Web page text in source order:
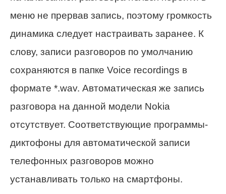
меню не прервав запись, поэтому громкость
динамика следует настраивать заранее. К
слову, записи разговоров по умолчанию
сохраняются в папке Voice recordings в
формате *.wav. Автоматическая же запись
разговора на данной модели Nokia
отсутствует. Соответствующие программы-
диктофоны для автоматической записи
телефонных разговоров можно
устанавливать только на смартфоны.